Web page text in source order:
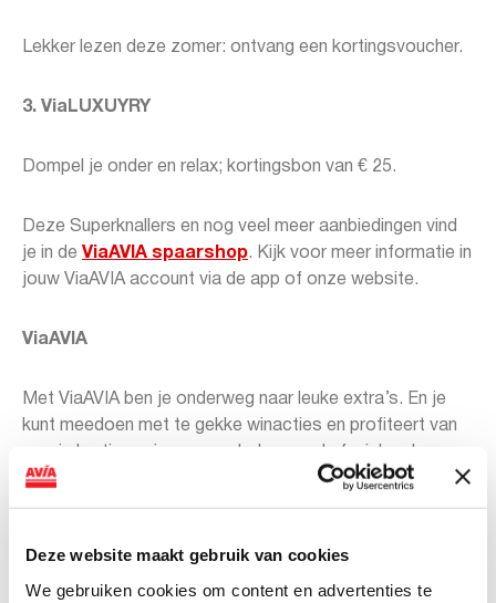
Deze website maakt gebruik van cookies
We gebruiken cookies om content en advertenties te
Lekker lezen deze zomer: ontvang een kortingsvoucher.
3. ViaLUXUYRY
Dompel je onder en relax; kortingsbon van € 25.
Deze Superknallers en nog veel meer aanbiedingen vind
je in de ViaAVIA spaarshop. Kijk voor meer informatie in
jouw ViaAVIA account via de app of onze website.
ViaAVIA
Met ViaAVIA ben je onderweg naar leuke extra’s. En je
kunt meedoen met te gekke winacties en profiteert van
Je spaart eenvoudig met de ViaAVIA app of spaarkaart.
Sparen gaat ongemerkt snel want je spaart bij zowel
iedere liter krijg je 1 punt. Ook op je aankopen in de shop
ontvang je punten. Zo is iedere bestede euro 1 punt